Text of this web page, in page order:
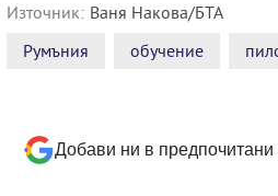
Източник: Ваня Накова/БТА
Румъния
обучение
Добави ни в предпочитани